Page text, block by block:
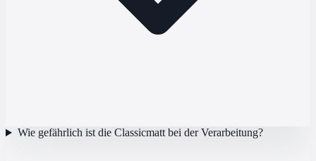
Wie gefährlich ist die Classicmatt bei der Verarbeitung?